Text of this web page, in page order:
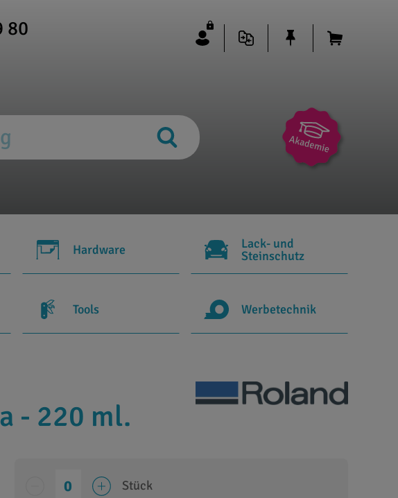
80
Hardware
Lack- und
Steinschutz
Tools Werbetechnik
- 220 ml.
Stück